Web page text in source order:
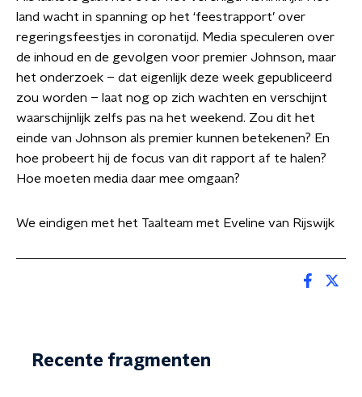
land wacht in spanning op het ‘feestrapport’ over
regeringsfeestjes in coronatijd. Media speculeren over
de inhoud en de gevolgen voor premier Johnson, maar
het onderzoek – dat eigenlijk deze week gepubliceerd
zou worden – laat nog op zich wachten en verschijnt
waarschijnlijk zelfs pas na het weekend. Zou dit het
einde van Johnson als premier kunnen betekenen? En
hoe probeert hij de focus van dit rapport af te halen?
Hoe moeten media daar mee omgaan?
We eindigen met het Taalteam met Eveline van Rijswijk
Recente fragmenten